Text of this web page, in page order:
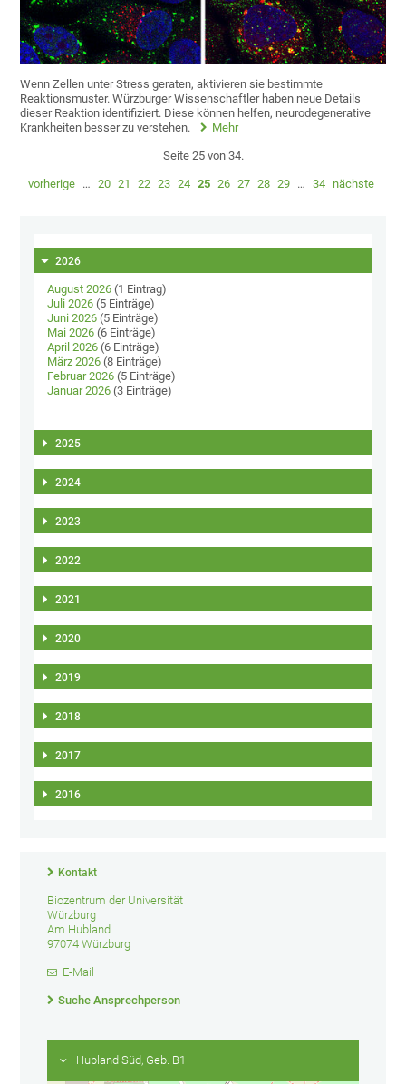
Wenn Zellen unter Stress geraten, aktivieren sie bestimmte
Reaktionsmuster. Würzburger Wissenschaftler haben neue Details
dieser Reaktion identifiziert. Diese können helfen, neurodegenerative
Krankheiten besser zu verstehen.
Mehr
Seite 25 von 34.
vorherige … 20 21 22 23 24 25 26 27 28 29 … 34 nächste
2026
August 2026 (1 Eintrag)
Juli 2026 (5 Einträge)
Juni 2026 (5 Einträge)
Mai 2026 (6 Einträge)
April 2026 (6 Einträge)
März 2026 (8 Einträge)
Februar 2026 (5 Einträge)
Januar 2026 (3 Einträge)
2025
2024
2023
2022
2021
2020
2019
2018
2017
2016
Kontakt
Biozentrum der Universität
Würzburg
Am Hubland
97074 Würzburg
E-Mail
Suche Ansprechperson
Hubland Süd, Geb. B1